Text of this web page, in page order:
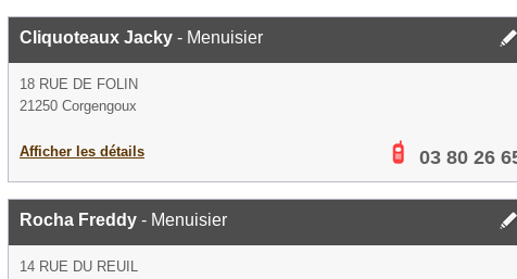
Cliquoteaux Jacky - Menuisier
18 RUE DE FOLIN
21250 Corgengoux
Afficher les détails 03 80 26
Rocha Freddy - Menuisier
14 RUE DU REUIL